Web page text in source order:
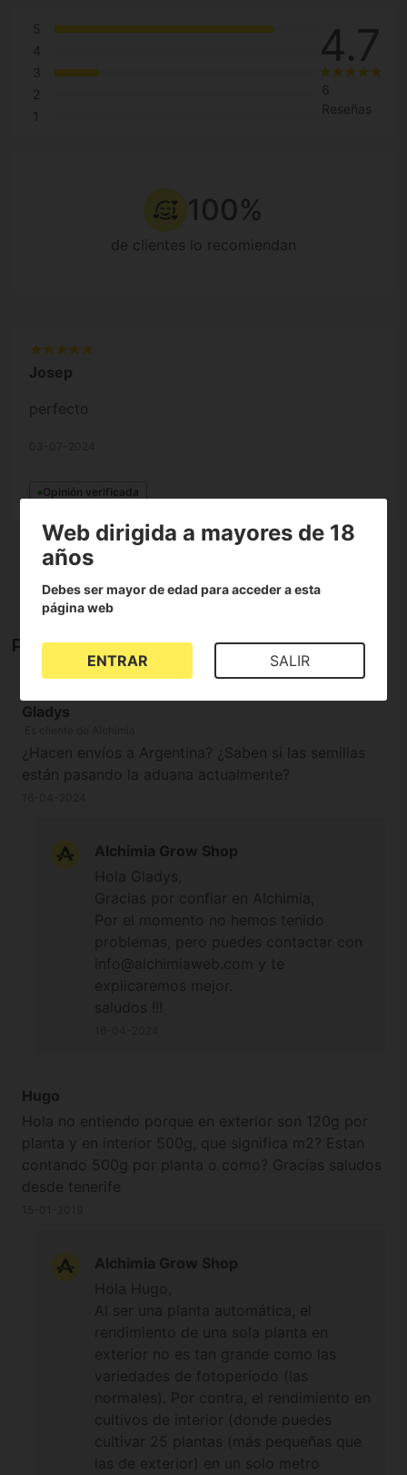
5
4
3
2
1
4.7
6
Reseñas
100%
de clientes lo recomiendan
Josep
perfecto
Opinión verificada
Mostrar todos los idiomas (6)
Preguntas y respuestas
Gladys
¿Hacen envíos a Argentina? ¿Saben si las semillas
están pasando la aduana actualmente?
Alchimia Grow Shop
Hola Gladys,
Gracias por confiar en Alchimia,
Por el momento no hemos tenido
Hugo
Hola no entiendo porque en exterior son 120g por
planta y en interior 500g, que significa m2? Estan
contando 500g por planta o como? Gracias saludos
desde tenerife
Alchimia Grow Shop
Web dirigida a mayores de 18
años
Debes ser mayor de edad para acceder a esta
página web
ENTRAR SALIR